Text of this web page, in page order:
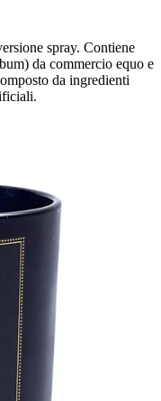
spray. Contiene
da commercio equo e
da ingredienti